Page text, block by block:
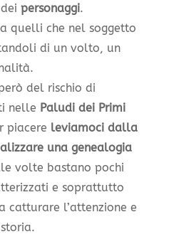
personaggi.
quelli che nel soggetto
di un volto, un
del rischio di
nelle Paludi dei Primi
piacere leviamoci dalla
una genealogia
volte bastano pochi
e soprattutto
catturare l’attenzione e